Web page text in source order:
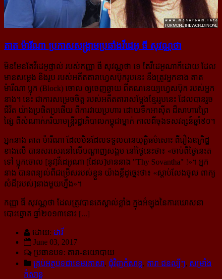
តាត ម៉ារីណា ប្រកាស​សង្គ្រាម​ប្រឆាំង​វីដេអូ ធី សុវណ្ណថា
មិនមែនតែវីដេអូផ្ទាល់ របស់កញ្ញា ធី សុវណ្ណថា ទេ តែវីដេអូណាក៏ដោយ ដែល
មានសម្លេង និងរូប របស់អតីតតារាហ្វេសប៊ុករូបនេះ នឹងត្រូវអ្នកនាង តាត
ម៉ារីណា ប្លុក (Block) ចោល ឲ្យចេញឆ្ងាយ ពីគណនេយ្យហ្វេសប៊ុក ​របស់អ្នក
នាង។ នេះ ជាការសម្រេចចិត្ត របស់អតីតតារាសម្ដែងខ្មែររូបនេះ ដែលបានរួច
ជីវិត យ៉ាងប្រផិតប្រផើយ ពីការវាយប្រហារ ដោយទឹកអាស៊ីត ដ៏សាហាវព្រៃ
ផ្សៃ ពីសំណាក់ភរិយាមន្ត្រីរដ្ឋាភិបាលកម្ពុជាម្នាក់ កាលពីចុងទសវត្សន៍ឆ្នាំ៩០។
អ្នកនាង តាត ម៉ារីណា ដែលមិនដែលទទួលបានយុត្តិធម៌សោះ ពីរឿងឧក្រិដ្ឋ
ខាងលើ បានសរសេរនៅលើបណ្ដាញសង្គម នៅថ្ងៃនេះថា៖ «ចាប់ពីថ្ងៃនេះត
ទៅ ប្លុកចោល [នូវ]វីដេអូណា [ដែល]មាននាង "Thy Sovantha" !»។ អ្នក
នាង បានពន្យល់​ពីជម្រើសរបស់ខ្លួន យ៉ាងខ្លីដូច្នេះថា៖ «ស្តាប់លែងចូល ពាក្យ
សំដី[របស់]នាងមួយហ្នឹង»។
កញ្ញា ធី សុវណ្ណថា ដែលត្រូវបានគេស្គាល់ខ្លាំង ក្នុងអំឡុងនៃការឃោសនា
បោះឆ្នោត ឆ្នាំ២០១៣នោះ [...]
ដោយ: ដារី
June 03, 2017
ប្រធានបទ: តារា-នយោបាយ
គ្រប់អត្ថបទជាខេមរភាសា, ជុំវិញកំសាន្ដ, តារា ជនល្បីៗ, សម្រាំង
កំសាន្ដ